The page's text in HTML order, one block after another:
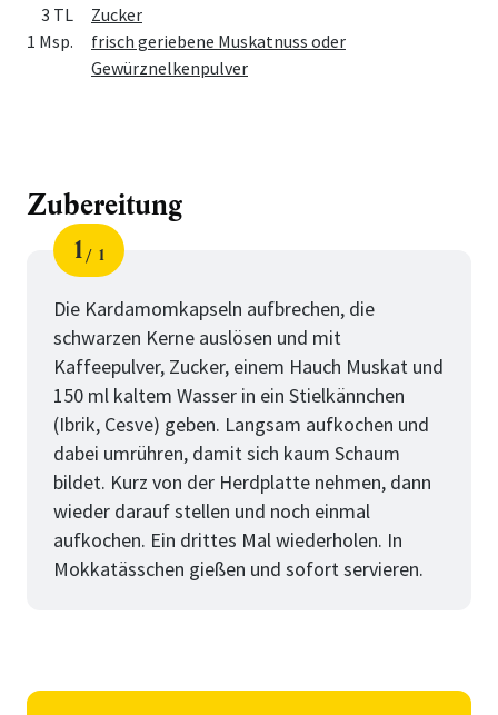
3 TL
Zucker
1 Msp.
frisch geriebene Muskatnuss oder
Gewürznelkenpulver
Zubereitung
Schritt
1
von
1
Die Kardamomkapseln aufbrechen, die
schwarzen Kerne auslösen und mit
Kaffeepulver, Zucker, einem Hauch Muskat und
150 ml kaltem Wasser in ein Stielkännchen
(Ibrik, Cesve) geben. Langsam aufkochen und
dabei umrühren, damit sich kaum Schaum
bildet. Kurz von der Herdplatte nehmen, dann
wieder darauf stellen und noch einmal
aufkochen. Ein drittes Mal wiederholen. In
Mokkatässchen gießen und sofort servieren.